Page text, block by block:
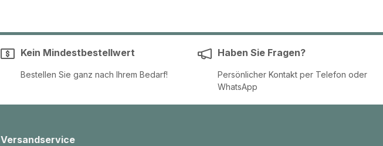
Kein Mindestbestellwert
Bestellen Sie ganz nach Ihrem Bedarf!
Haben Sie Fragen?
Persönlicher Kontakt per Telefon oder
WhatsApp
Versandservice